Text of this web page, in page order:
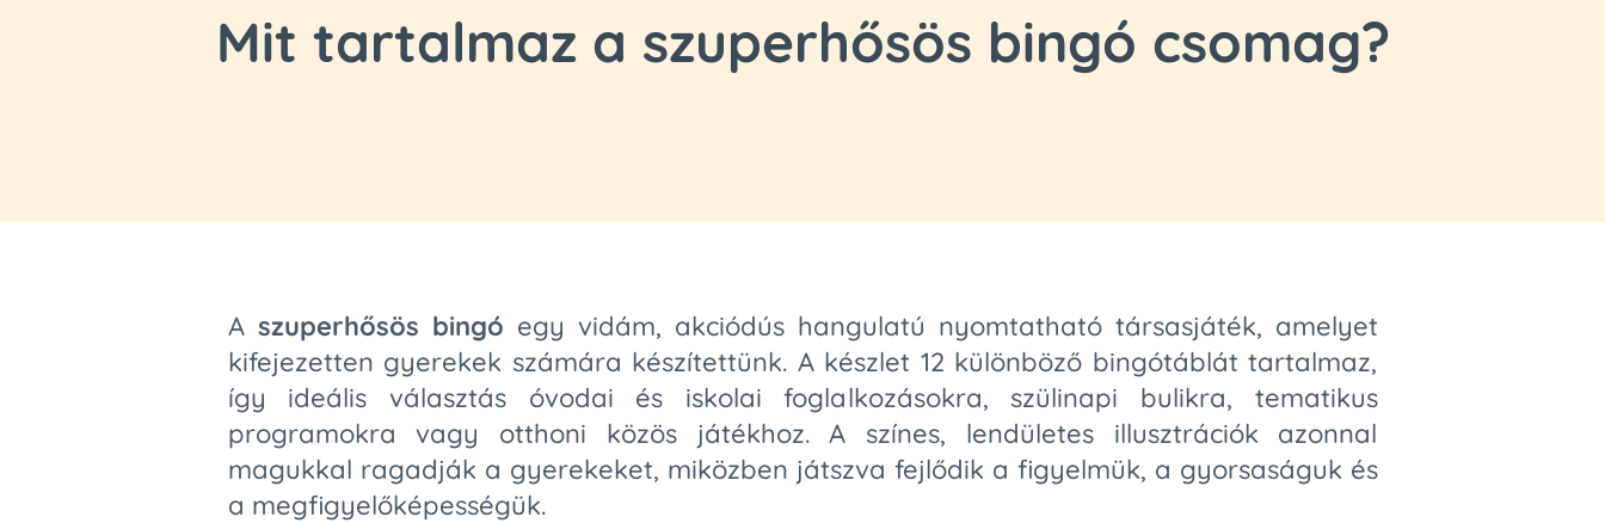
Mit tartalmaz a szuperhősös bingó csomag?
A szuperhősös bingó egy vidám, akciódús hangulatú nyomtatható társasjáték, amelyet
kifejezetten gyerekek számára készítettünk. A készlet 12 különböző bingótáblát tartalmaz,
így ideális választás óvodai és iskolai foglalkozásokra, szülinapi bulikra, tematikus
programokra vagy otthoni közös játékhoz. A színes, lendületes illusztrációk azonnal
magukkal ragadják a gyerekeket, miközben játszva fejlődik a figyelmük, a gyorsaságuk és
a megfigyelőképességük.